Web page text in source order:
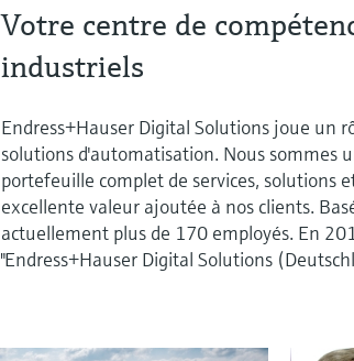
Votre centre de
industriels
Endress+Hauser Digital Solutions joue un
solutions d'automatisation. Nous sommes
portefeuille complet de services, solutions
excellente valeur ajoutée à nos clients.
actuellement plus de 170 employés. En
"Endress+Hauser Digital Solutions